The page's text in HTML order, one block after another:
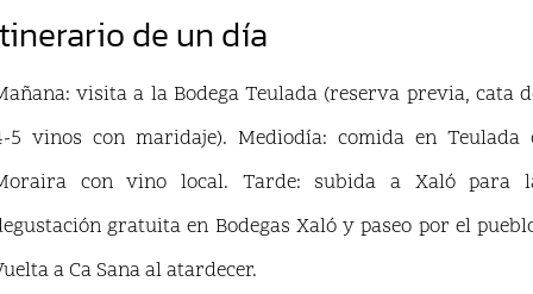
de un día
visita a la Bodega Teulada (reserva previa, cata
5 vinos con maridaje). Mediodía: comida en Teulada
con vino local. Tarde: subida a Xaló para
gratuita en Bodegas Xaló y paseo por el
a Ca Sana al atardecer.